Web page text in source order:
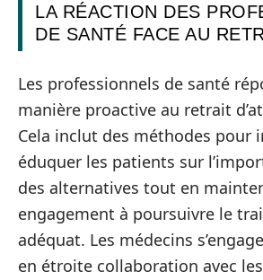
LA RÉACTION DES
DE SANTÉ FACE AU
Les professionnels de santé
manière proactive au retrait
Cela inclut des méthodes pour
éduquer les patients sur
des alternatives tout en
engagement à poursuivre le
adéquat. Les médecins
en étroite collaboration avec